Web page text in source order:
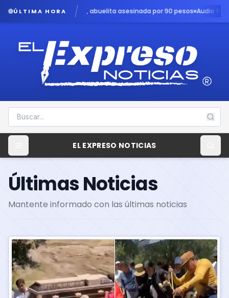
ÚLTIMA HORA
abuelita asesinada por 90 pesos Audio filtrado revela angustia en
EL EXPRESO NOTICIAS
Últimas Noticias
Mantente informado con las últimas noticias